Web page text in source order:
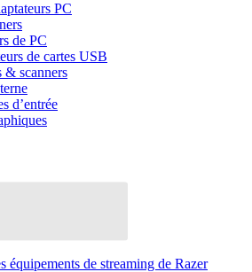
PC
de PC
de cartes USB
& scanners
d’entrée
équipements de streaming de Razer